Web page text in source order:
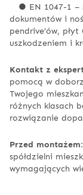
● EN 1047-1 –
dokumentów i
pendrive’ów,
uszkodzeniem i
Kontakt z
pomocą w
Twojego
różnych klasach
rozwiązanie
Przed montażem
spółdzielni
wymagających